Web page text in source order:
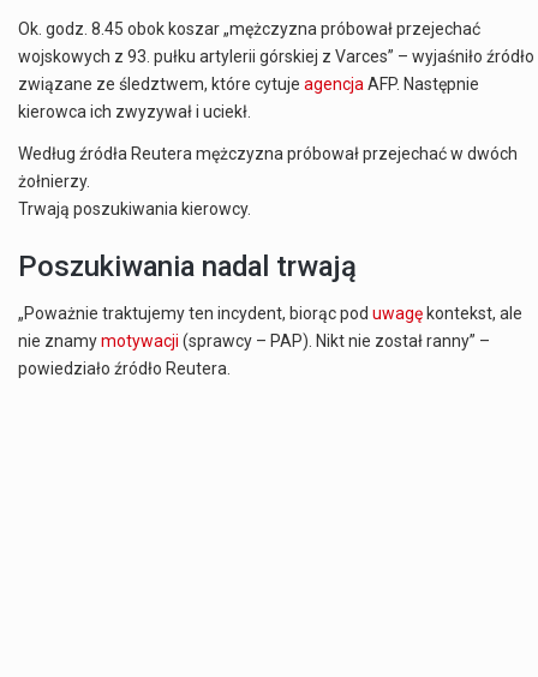
Ok. godz. 8.45 obok koszar „mężczyzna próbował przejechać
wojskowych z 93. pułku artylerii górskiej z Varces” – wyjaśniło źródło
związane ze śledztwem, które cytuje agencja AFP. Następnie
kierowca ich zwyzywał i uciekł.
Według źródła Reutera mężczyzna próbował przejechać w dwóch
żołnierzy.
Trwają poszukiwania kierowcy.
Poszukiwania nadal trwają
„Poważnie traktujemy ten incydent, biorąc pod uwagę kontekst, ale
nie znamymotywacji (sprawcy – PAP). Nikt nie został ranny” –
powiedziało źródło Reutera.